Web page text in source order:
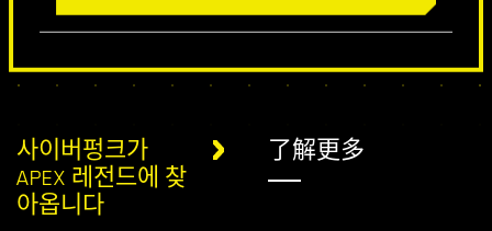
사이버펑크가
APEX 레전드에 찾
아옵니다
了解更多